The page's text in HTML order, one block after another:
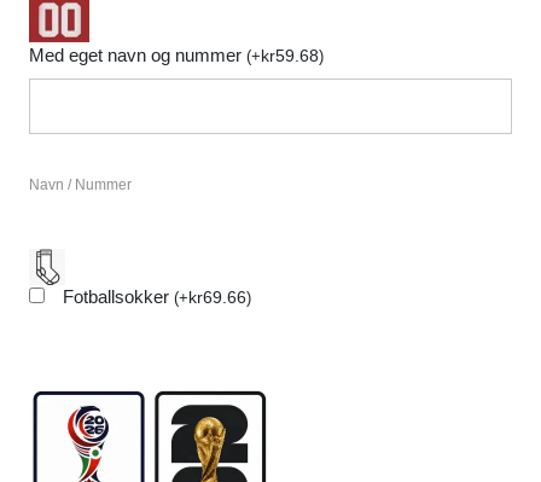
Med eget navn og nummer (+kr59.68)
Navn / Nummer
Fotballsokker (+kr69.66)